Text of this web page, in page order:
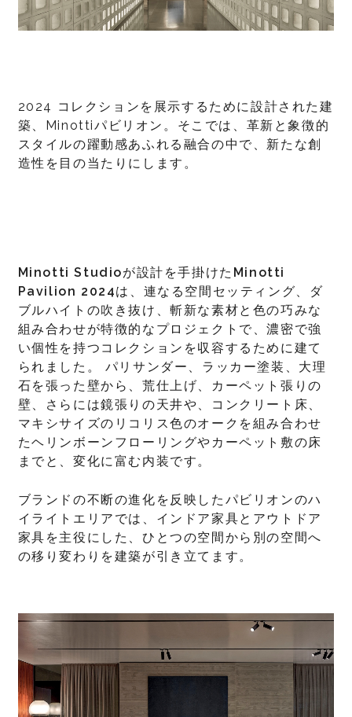
2024 コレクションを展示するために設計された建
築、Minottiパビリオン。そこでは、革新と象徴的
スタイルの躍動感あふれる融合の中で、新たな創
造性を目の当たりにします。
Minotti Studioが設計を手掛けた Minotti
Pavilion 2024は、連なる空間セッティング、ダ
ブルハイトの吹き抜け、斬新な素材と色の巧みな
組み合わせが特徴的なプロジェクトで、濃密で強
い個性を持つコレクションを収容するために建て
られました。 パリサンダー、ラッカー塗装、大理
石を張った壁から、荒仕上げ、カーペット張りの
壁、さらには鏡張りの天井や、コンクリート床、
マキシサイズのリコリス色のオークを組み合わせ
たヘリンボーンフローリングやカーペット敷の床
までと、変化に富む内装です。
ブランドの不断の進化を反映したパビリオンのハ
イライトエリアでは、インドア家具とアウトドア
家具を主役にした、ひとつの空間から別の空間へ
の移り変わりを建築が引き立てます。